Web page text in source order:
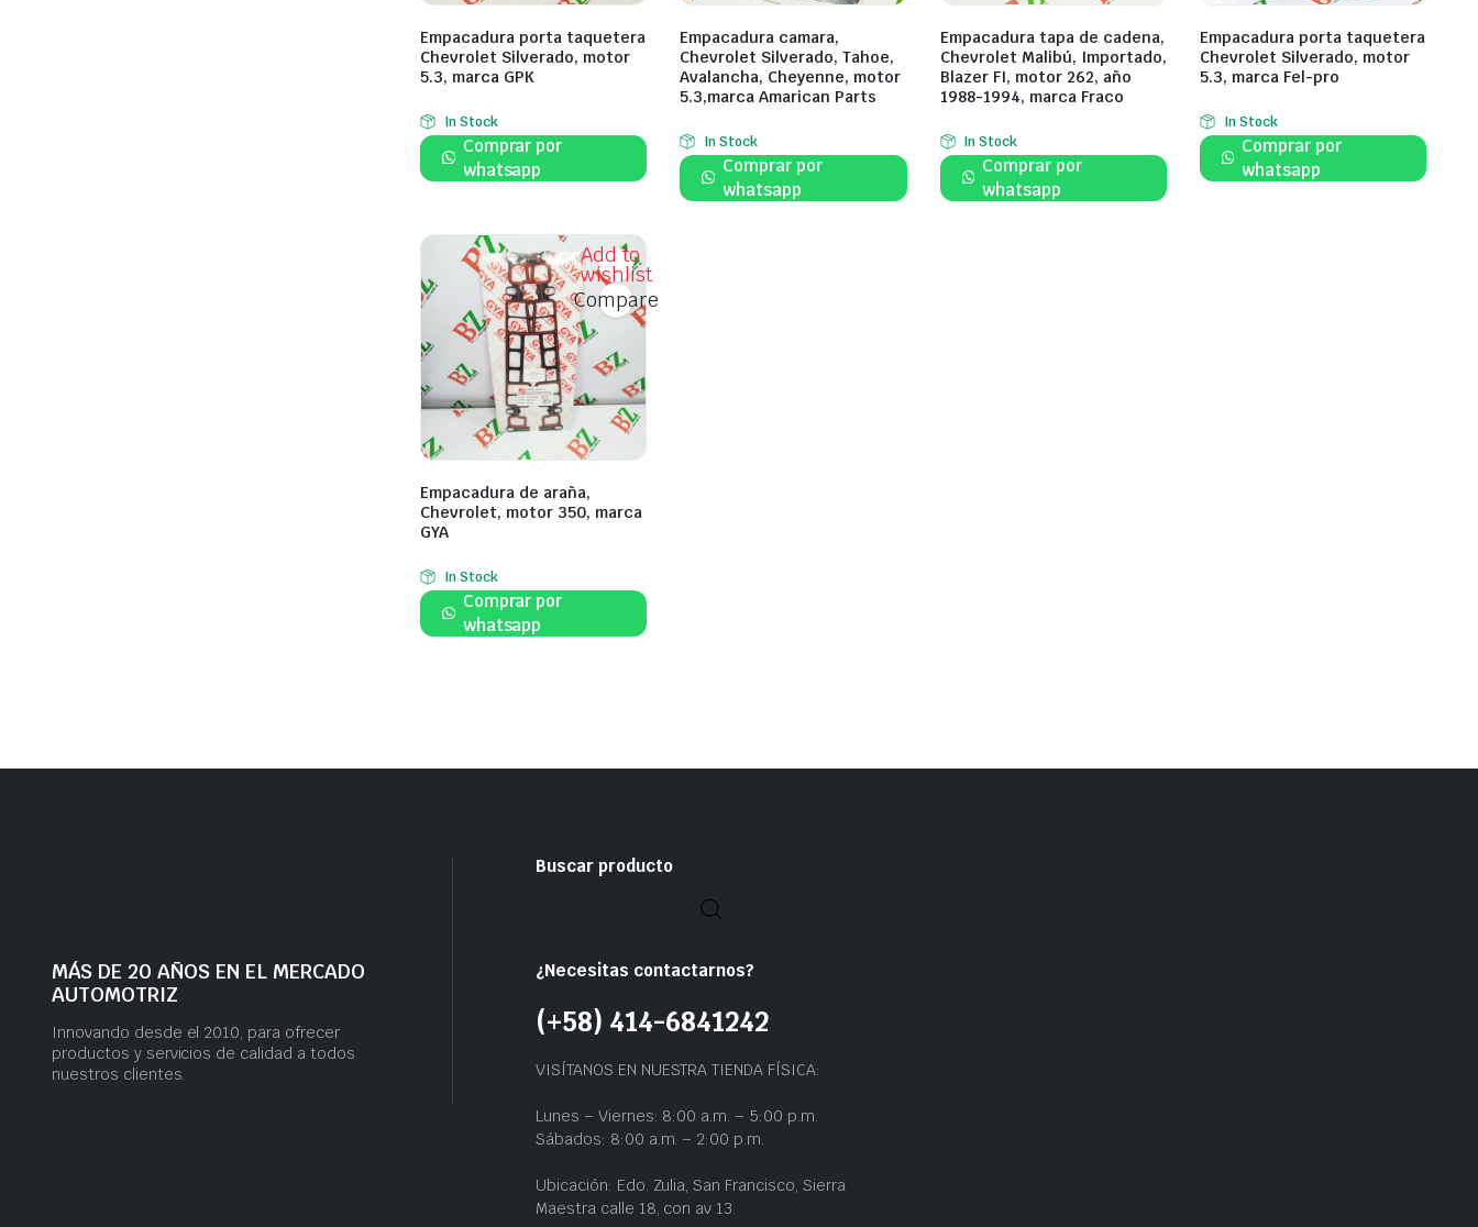
Empacadura porta taquetera
Chevrolet Silverado, motor
5.3, marca GPK
In Stock
Comprar por
whatsapp
Empacadura camara,
Chevrolet Silverado, Tahoe,
Avalancha, Cheyenne, motor
5.3,marca Amarican Parts
In Stock
Comprar por
whatsapp
Empacadura tapa de cadena,
Chevrolet Malibú, Importado,
Blazer FI, motor 262, año
1988-1994, marca Fraco
In Stock
Comprar por
whatsapp
Empacadura porta taquetera
Chevrolet Silverado, motor
5.3, marca Fel-pro
In Stock
Comprar por
whatsapp
Add to
wishlist
Compare
Empacadura de araña,
Chevrolet, motor 350, marca
GYA
In Stock
Comprar por
whatsapp
MÁS DE 20 AÑOS EN EL MERCADO
AUTOMOTRIZ
Innovando desde el 2010, para ofrecer
productos y servicios de calidad a todos
nuestros clientes.
Buscar producto
¿Necesitas contactarnos?
(+58) 414-6841242
VISÍTANOS EN NUESTRA TIENDA FÍSICA:
Lunes – Viernes: 8:00 a.m. – 5:00 p.m.
Sábados: 8:00 a.m. – 2:00 p.m.
Ubicación: Edo. Zulia, San Francisco, Sierra
Maestra calle 18, con av 13.